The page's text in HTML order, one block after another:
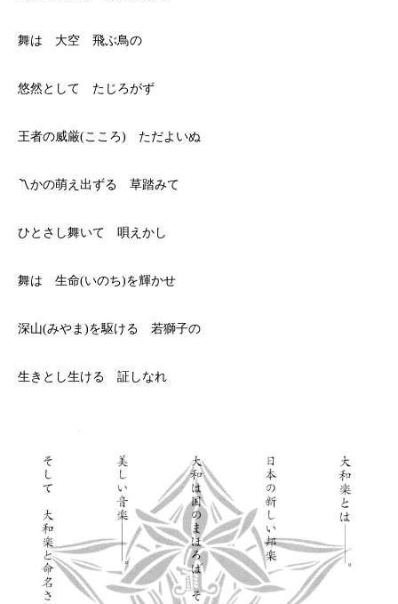
舞は 大空 飛ぶ鳥の
悠然として たじろがず
王者の威厳(こころ) ただよいぬ
〽かの萌え出ずる 草踏みて
ひとさし舞いて 唄えかし
舞は 生命(いのち)を輝かせ
深山(みやま)を駆ける 若獅子の
生きとし生ける 証しなれ